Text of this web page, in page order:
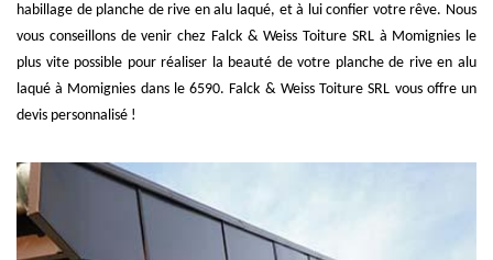
habillage de planche de rive en alu laqué, et à lui confier votre rêve. Nous
vous conseillons de venir chez Falck & Weiss Toiture SRL à Momignies le
plus vite possible pour réaliser la beauté de votre planche de rive en alu
laqué à Momignies dans le 6590. Falck & Weiss Toiture SRL vous offre un
devis personnalisé !